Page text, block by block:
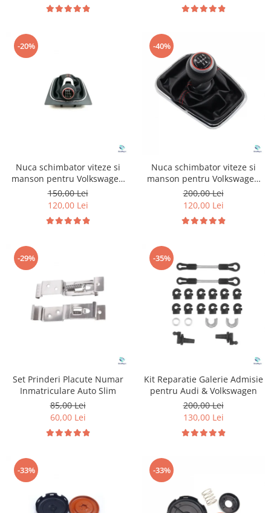
-20%
Nuca schimbator viteze si
manson pentru Volkswagen
Golf 6
150,00 Lei
120,00 Lei
-40%
Nuca schimbator viteze si
manson pentru Volkswagen
Golf 4
200,00 Lei
120,00 Lei
-29%
Set Prinderi Placute Numar
Inmatriculare Auto Slim
85,00 Lei
60,00 Lei
-35%
Kit Reparatie Galerie Admisie
pentru Audi & Volkswagen
200,00 Lei
130,00 Lei
-33% -33%